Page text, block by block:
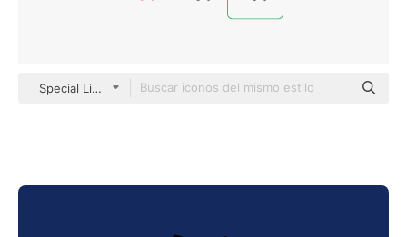
Special Lineal color